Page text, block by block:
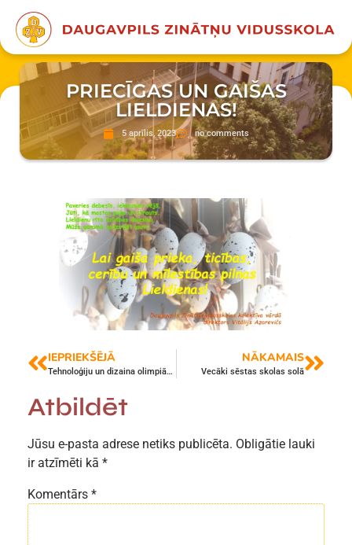
PRIECĪGAS UN GAIŠAS
LIELDIENAS!
5 aprīlis, 2023 no comments
IEPRIEKŠĒJĀ
Tehnoloģiju un dizaina olimpiāde „Piena ceļš”
NĀKAMAIS
Vecāki sēstas skolas solā
Atbildēt
Jūsu e-pasta adrese netiks publicēta. Obligātie lauki
ir atzīmēti kā *
Komentārs *